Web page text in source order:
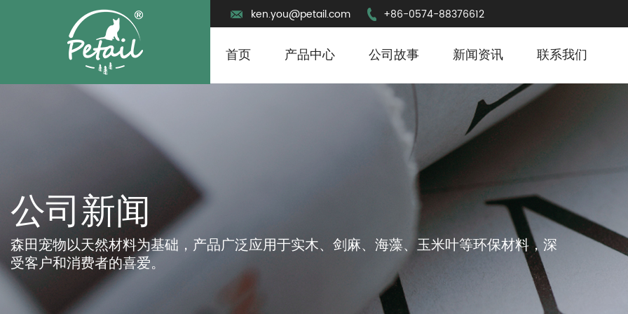
ken.you@petail.com +86-0574-88376612
首页 产品中心 公司故事 新闻资讯 联系我们
森田宠物以天然材料为基础，产品广泛应用于实木、剑麻、海藻、玉米叶等环保材料，深
受客户和消费者的喜爱。